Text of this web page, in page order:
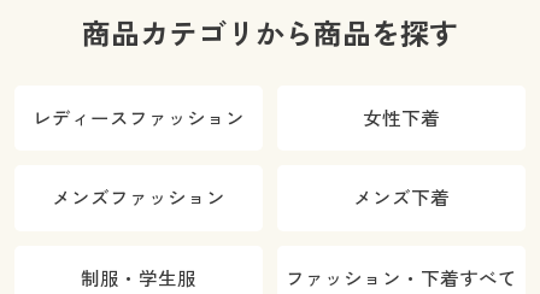
商品カテゴリから商品を探す
レディースファッション 女性下着
メンズファッション メンズ下着
制服・学生服 ファッション・下着すべて